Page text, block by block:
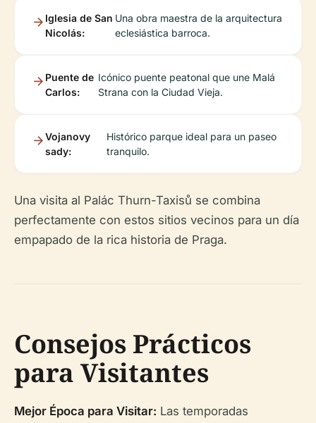
Iglesia de San
Nicolás:
Una obra maestra de la arquitectura
eclesiástica barroca.
Puente de
Carlos:
Icónico puente peatonal que une Malá
Strana con la Ciudad Vieja.
Vojanovy
sady:
Histórico parque ideal para un paseo
tranquilo.
Una visita al Palác Thurn-Taxisů se combina
perfectamente con estos sitios vecinos para un día
empapado de la rica historia de Praga.
Consejos Prácticos
para Visitantes
Mejor Época para Visitar: Las temporadas